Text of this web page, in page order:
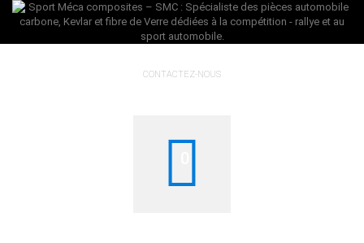
CONTACTEZ-NOUS